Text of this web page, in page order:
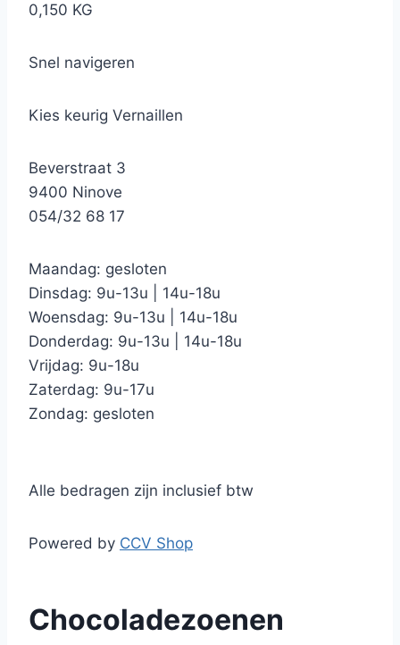
0,150 KG
Snel navigeren
Kies keurig Vernaillen
Beverstraat 3
9400 Ninove
054/32 68 17
Maandag: gesloten
Dinsdag: 9u-13u | 14u-18u
Woensdag: 9u-13u | 14u-18u
Donderdag: 9u-13u | 14u-18u
Vrijdag: 9u-18u
Zaterdag: 9u-17u
Zondag: gesloten
Alle bedragen zijn inclusief btw
Powered by CCV Shop
Chocoladezoenen